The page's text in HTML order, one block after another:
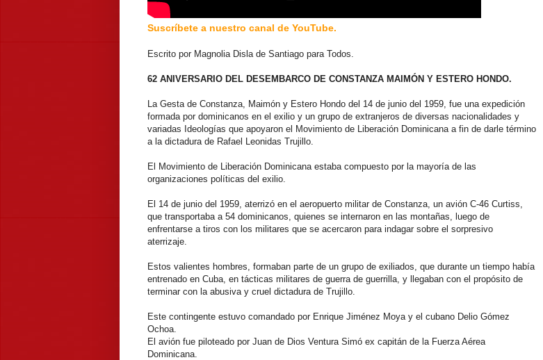
Suscríbete a nuestro canal de YouTube.
Escrito por Magnolia Disla de Santiago para Todos.
62 ANIVERSARIO DEL DESEMBARCO DE CONSTANZA MAIMÓN Y ESTERO HONDO.
La Gesta de Constanza, Maimón y Estero Hondo del 14 de junio del 1959, fue una expedición
formada por dominicanos en el exilio y un grupo de extranjeros de diversas nacionalidades y
variadas Ideologías que apoyaron el Movimiento de Liberación Dominicana a fin de darle término
a la dictadura de Rafael Leonidas Trujillo.
El Movimiento de Liberación Dominicana estaba compuesto por la mayoría de las
organizaciones políticas del exilio.
El 14 de junio del 1959, aterrizó en el aeropuerto militar de Constanza, un avión C-46 Curtiss,
que transportaba a 54 dominicanos, quienes se internaron en las montañas, luego de
enfrentarse a tiros con los militares que se acercaron para indagar sobre el sorpresivo
aterrizaje.
Estos valientes hombres, formaban parte de un grupo de exiliados, que durante un tiempo había
entrenado en Cuba, en tácticas militares de guerra de guerrilla, y llegaban con el propósito de
terminar con la abusiva y cruel dictadura de Trujillo.
Este contingente estuvo comandado por Enrique Jiménez Moya y el cubano Delio Gómez
Ochoa.
El avión fue piloteado por Juan de Dios Ventura Simó ex capitán de la Fuerza Aérea
Dominicana.